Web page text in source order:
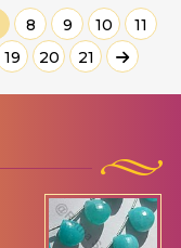
8 9 10
11
19 20 21